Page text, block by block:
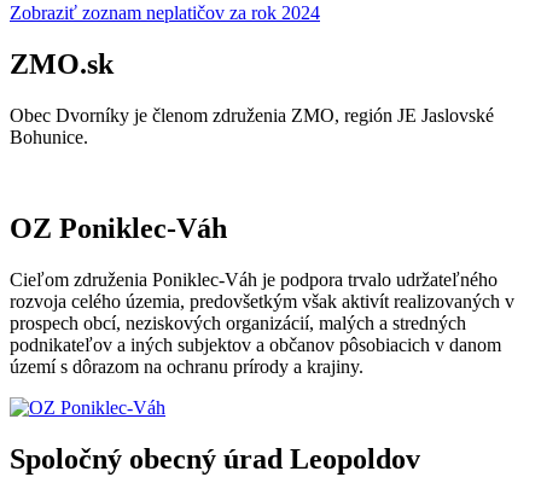
Zobraziť zoznam neplatičov za rok 2024
ZMO.sk
Obec Dvorníky je členom združenia ZMO, región JE Jaslovské
Bohunice.
OZ Poniklec-Váh
Cieľom združenia Poniklec-Váh je podpora trvalo udržateľného
rozvoja celého územia, predovšetkým však aktivít realizovaných v
prospech obcí, neziskových organizácií, malých a stredných
podnikateľov a iných subjektov a občanov pôsobiacich v danom
území s dôrazom na ochranu prírody a krajiny.
Spoločný obecný úrad Leopoldov